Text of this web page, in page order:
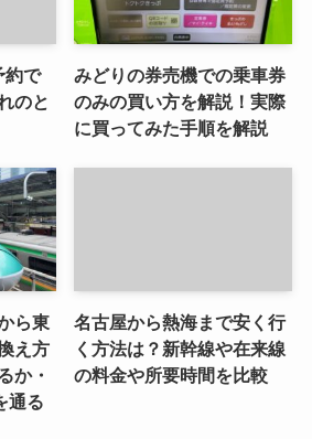
約で
のと
みどりの券売機での乗車券
のみの買い方を解説！実際
に買ってみた手順を解説
ら東
え方
か・
通る
名古屋から熱海まで安く行
く方法は？新幹線や在来線
の料金や所要時間を比較